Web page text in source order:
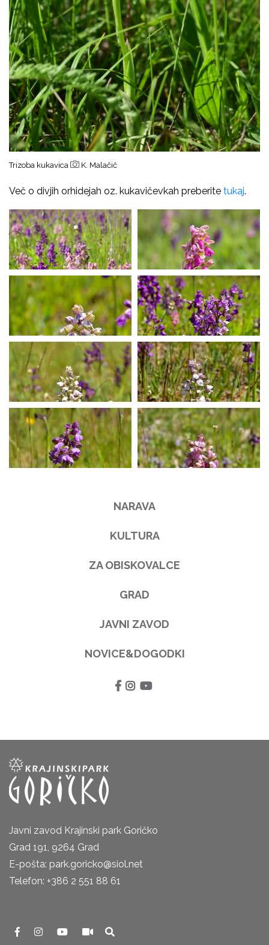
Trizoba kukavica K. Malačič
Več o divjih orhidejah oz. kukavičevkah preberite tukaj.
NARAVA
KULTURA
ZA OBISKOVALCE
GRAD
JAVNI ZAVOD
NOVICE&DOGODKI
Javni zavod Krajinski park Goričko
Grad 191, 9264 Grad
E-pošta: park.goricko@siol.net
Telefon: +386 2 551 88 61